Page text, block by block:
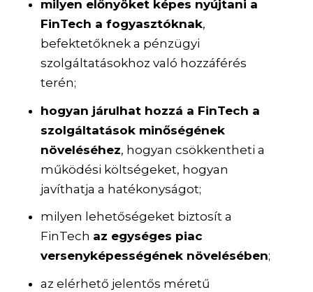
milyen előnyöket képes nyújtani a
FinTech a fogyasztóknak,
befektetőknek a pénzügyi
szolgáltatásokhoz való hozzáférés
terén;
hogyan járulhat hozzá a FinTech a
szolgáltatások minőségének
növeléséhez, hogyan csökkentheti a
működési költségeket, hogyan
javíthatja a hatékonyságot;
milyen lehetőségeket biztosít a
FinTech az egységes piac
versenyképességének növelésében;
az elérhető jelentős méretű